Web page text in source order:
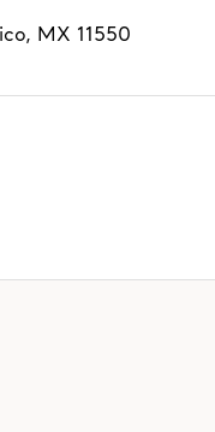
MX 11550